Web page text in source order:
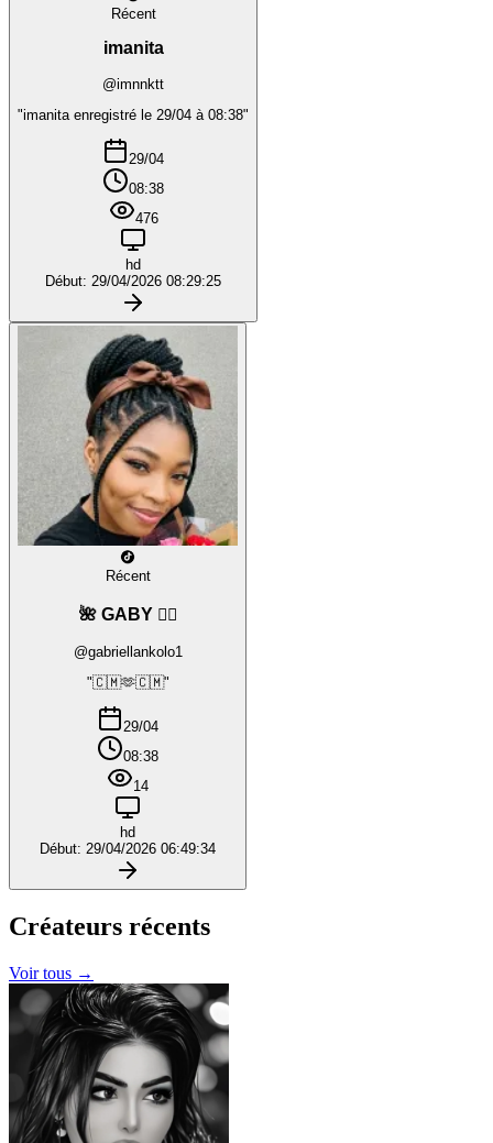
Récent
imanita
@imnnktt
"imanita enregistré le 29/04 à 08:38"
29/04
08:38
476
hd
Début: 29/04/2026 08:29:25
Récent
🌺 GABY ❤️‍🔥
@gabriellankolo1
"🇨🇲🫶🇨🇲"
29/04
08:38
14
hd
Début: 29/04/2026 06:49:34
Créateurs récents
Voir tous →